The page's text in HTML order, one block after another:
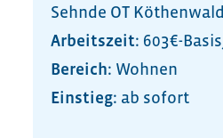
Sehnde OT Köthenwald
Arbeitszeit: 603€-Basis
Bereich: Wohnen
ab sofort